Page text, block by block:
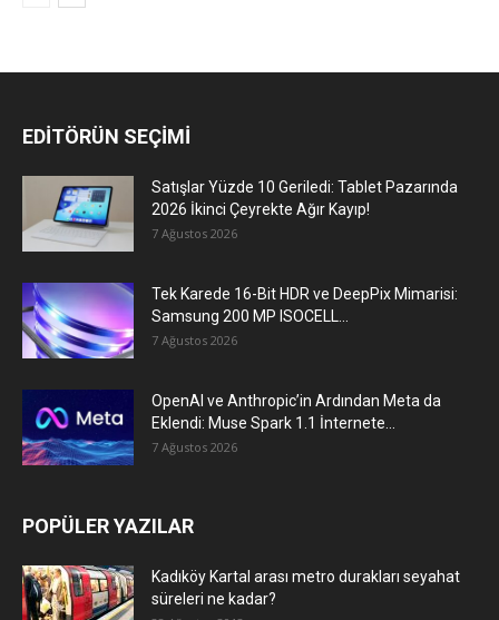
EDİTÖRÜN SEÇİMİ
Satışlar Yüzde 10 Geriledi: Tablet Pazarında
2026 İkinci Çeyrekte Ağır Kayıp!
7 Ağustos 2026
Tek Karede 16-Bit HDR ve DeepPix Mimarisi:
Samsung 200 MP ISOCELL...
7 Ağustos 2026
OpenAI ve Anthropic’in Ardından Meta da
Eklendi: Muse Spark 1.1 İnternete...
7 Ağustos 2026
POPÜLER YAZILAR
Kadıköy Kartal arası metro durakları seyahat
süreleri ne kadar?